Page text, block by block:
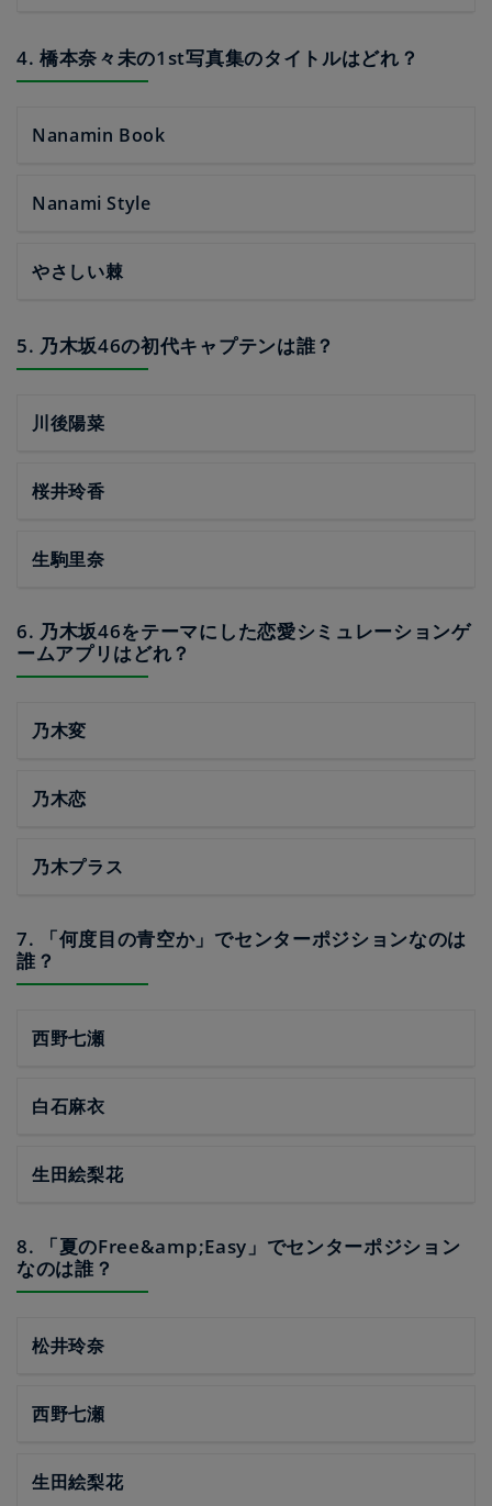
4. 橋本奈々未の1st写真集のタイトルはどれ？
Nanamin Book
Nanami Style
やさしい棘
5. 乃木坂46の初代キャプテンは誰？
川後陽菜
桜井玲香
生駒里奈
6. 乃木坂46をテーマにした恋愛シミュレーションゲ
ームアプリはどれ？
乃木変
乃木恋
乃木プラス
7. 「何度目の青空か」でセンターポジションなのは
誰？
西野七瀬
白石麻衣
生田絵梨花
8. 「夏のFree&amp;Easy」でセンターポジション
なのは誰？
松井玲奈
西野七瀬
生田絵梨花